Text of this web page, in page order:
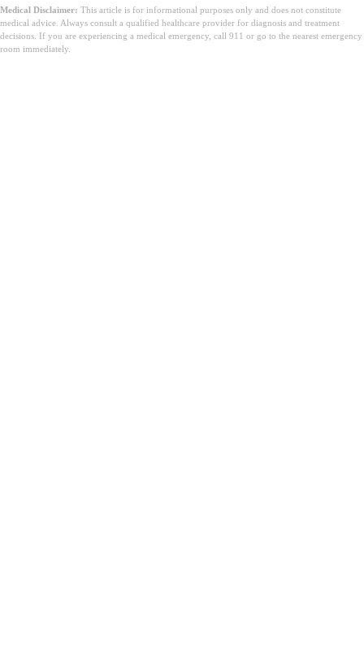
Medical Disclaimer: This article is for informational purposes only and does not constitute
medical advice. Always consult a qualified healthcare provider for diagnosis and treatment
decisions. If you are experiencing a medical emergency, call 911 or go to the nearest emergency
room immediately.